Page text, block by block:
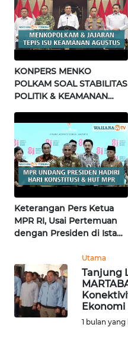
KONPERS MENKO
POLKAM SOAL STABILITAS
POLITIK & KEAMANAN
Terkini
Keterangan Pers Ketua
MPR RI, Usai Pertemuan
dengan Presiden di Istana
Utama
Tanjung
1 bulan yang
WN
NUSANTARA
WN
JOGJA
WN
JATIM
WN
BALI
KALBAR
WN
KALTARA